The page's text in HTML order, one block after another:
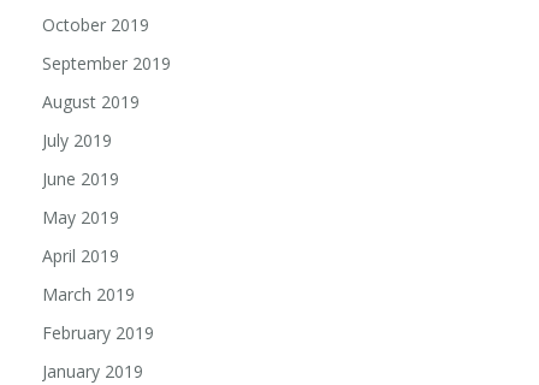
October 2019
September 2019
August 2019
July 2019
June 2019
May 2019
April 2019
March 2019
February 2019
January 2019